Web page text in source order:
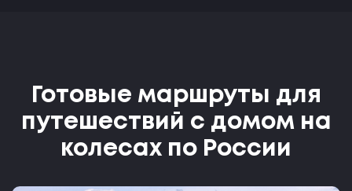
Готовые маршруты для
путешествий с домом на
колесах по России